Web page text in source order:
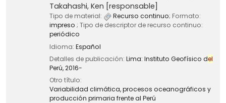
Takahashi, Ken [responsable]
Tipo de material: Recurso continuo; Formato:
impreso ; Tipo de descriptor de recurso continuo:
periódico
Idioma: Español
Detalles de publicación: Lima: Instituto Geofísico del
Perú,2016-
Otro título:
Variabilidad climática, procesos oceanográficos y
producción primaria frente al Perú